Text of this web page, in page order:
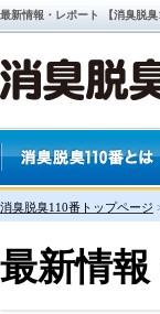
最新情報・レポート 【消臭脱臭
消臭脱臭110番トップページ
最新情報